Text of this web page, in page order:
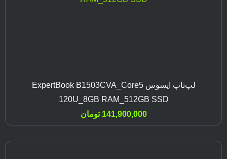
لپ‌تاپ ایسوس ExpertBook B1503CVA_Core5
120U_8GB RAM_512GB SSD
141,900,000 تومان